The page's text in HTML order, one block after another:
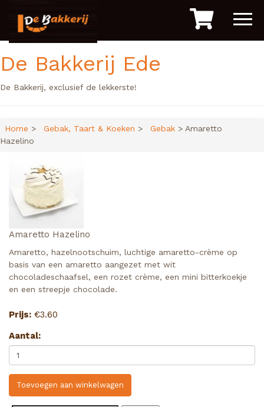
De Bakkerij Ede
De Bakkerij, exclusief de lekkerste!
Home > Gebak, Taart & Koeken > Gebak > Amaretto
Hazelino
Amaretto Hazelino
Amaretto, hazelnootschuim, luchtige amaretto-crème op
basis van een amaretto aangezet met wit
chocoladeschaafsel, een rozet crème, een mini bitterkoekje
en een streepje chocolade.
Prijs: €3.60
Aantal:
Toevoegen aan winkelwagen